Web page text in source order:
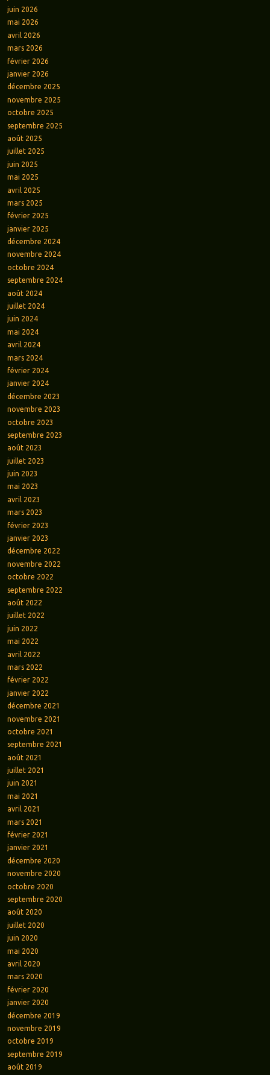
juin 2026
mai 2026
avril 2026
mars 2026
février 2026
janvier 2026
décembre 2025
novembre 2025
octobre 2025
septembre 2025
août 2025
juillet 2025
juin 2025
mai 2025
avril 2025
mars 2025
février 2025
janvier 2025
décembre 2024
novembre 2024
octobre 2024
septembre 2024
août 2024
juillet 2024
juin 2024
mai 2024
avril 2024
mars 2024
février 2024
janvier 2024
décembre 2023
novembre 2023
octobre 2023
septembre 2023
août 2023
juillet 2023
juin 2023
mai 2023
avril 2023
mars 2023
février 2023
janvier 2023
décembre 2022
novembre 2022
octobre 2022
septembre 2022
août 2022
juillet 2022
juin 2022
mai 2022
avril 2022
mars 2022
février 2022
janvier 2022
décembre 2021
novembre 2021
octobre 2021
septembre 2021
août 2021
juillet 2021
juin 2021
mai 2021
avril 2021
mars 2021
février 2021
janvier 2021
décembre 2020
novembre 2020
octobre 2020
septembre 2020
août 2020
juillet 2020
juin 2020
mai 2020
avril 2020
mars 2020
février 2020
janvier 2020
décembre 2019
novembre 2019
octobre 2019
septembre 2019
août 2019